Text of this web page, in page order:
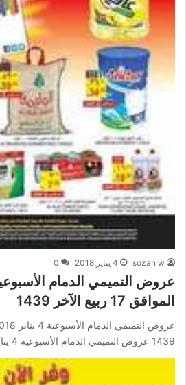
sozan w 4 يناير,2018 0
الموافق 17 ربيع الآخر 1439
1439 عروض التميمي الدمام الأسبوعية 4 يناير 2018 الموافق…